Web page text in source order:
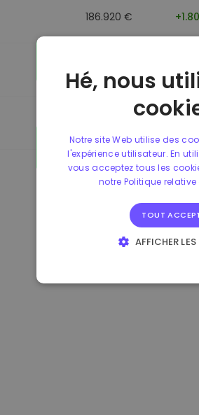
186.920 €
0.864917 €
1.170000 €
Hé, nous
Notre site Web utilise des
l'expérience utilisateur. En
vous acceptez tous les
notre Politique
TOUT
AFFICHER